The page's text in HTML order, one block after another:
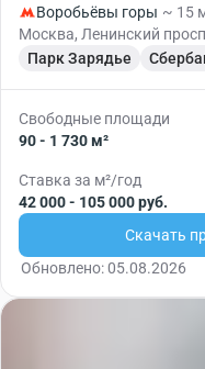
Воробьёвы горы ~ 15
Москва, Ленинский
Парк Зарядье
Свободные площади
90 - 1 730 м²
Ставка за м²/год
42 000 - 105 000 руб.
Скачать
Обновлено: 05.08.2026